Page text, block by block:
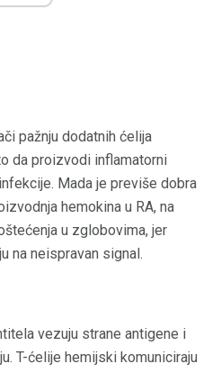
pažnju dodatnih ćelija
da proizvodi inflamatorni
Mada je previše dobra
hemokina u RA, na
u zglobovima, jer
na neispravan signal.
vezuju strane antigene i
T-ćelije hemijski komuniciraju